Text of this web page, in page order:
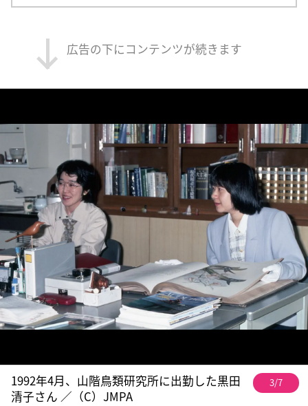
広告の下にコンテンツが続きます
1992年4月、山階鳥類研究所に出勤した黒田
清子さん ／（C）JMPA
3/7